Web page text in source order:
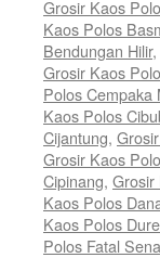
Grosir Kaos
Kaos Polos
Bendungan Hilir,
Grosir Kaos
Polos Cempaka
Kaos Polos
Cijantung,
Grosir Kaos
Cipinang, Grosir
Kaos Polos
Kaos Polos
Polos Fatal